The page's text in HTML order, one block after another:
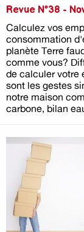
Revue N°38 -
Calculez vos
consommation
planète Terre
comme vous?
de calculer votre
sont les gestes
notre maison
carbone, bilan